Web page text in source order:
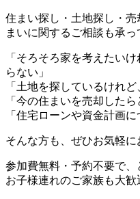
住まい探し・土地探し・
まいに関するご相談も承っ
「そろそろ家を考えたい
らない」
「土地を探しているけれ
「今の住まいを売却した
「住宅ローンや資金計画
そんな方も、ぜひお気軽に
参加費無料・予約不要で、
お子様連れのご家族も大歓